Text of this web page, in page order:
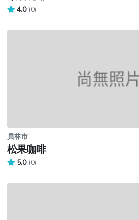
4.0 (0)
員林市
松果咖啡
5.0 (0)